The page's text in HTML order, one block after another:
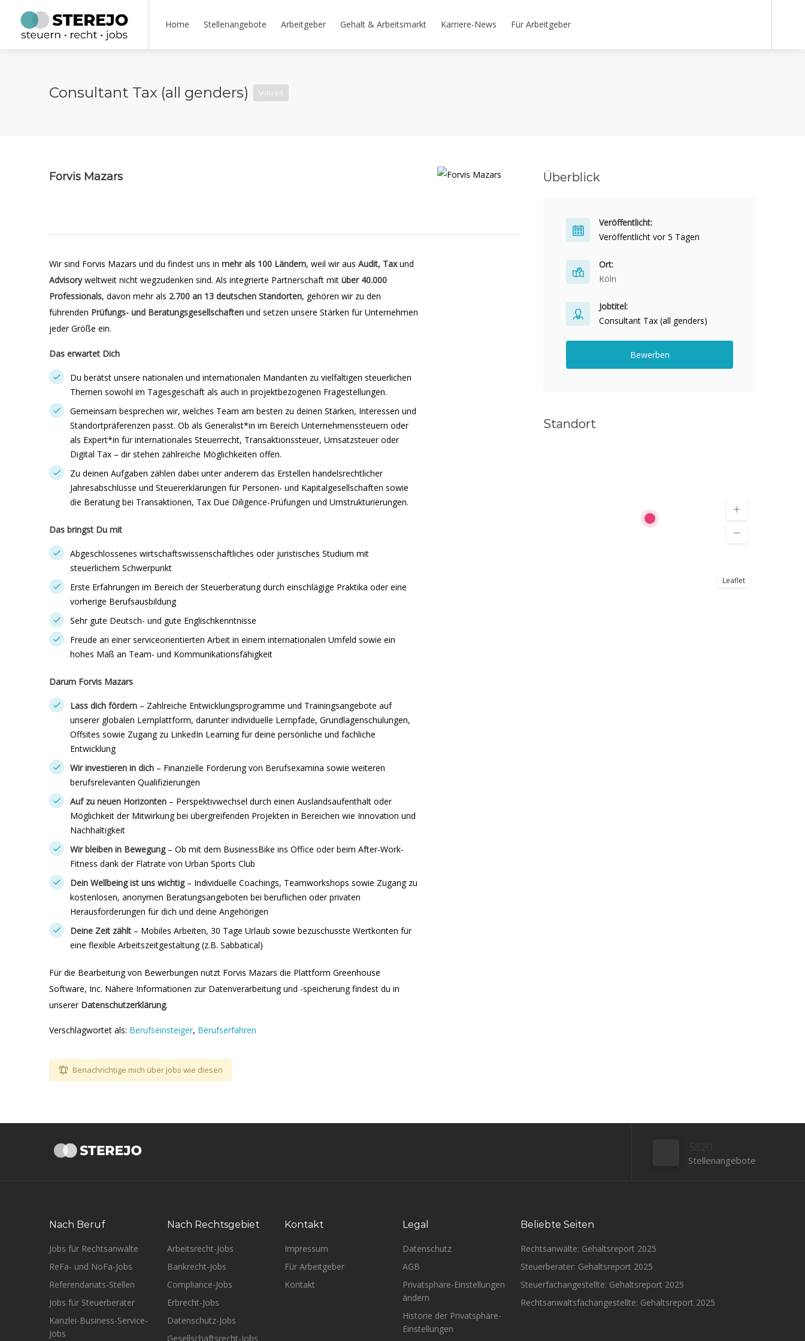
Home Stellenangebote Arbeitgeber Gehalt & Arbeitsmarkt Karriere-News Für Arbeitgeber
Consultant Tax (all genders) Vollzeit
Forvis Mazars
Wir sind Forvis Mazars und du findest uns in mehr als 100 Ländern, weil wir aus Audit, Taxund
Advisoryweltweit nicht wegzudenken sind. Als integrierte Partnerschaft mit über 40.000
Professionals, davon mehr als 2.700 an 13 deutschen Standorten, gehören wir zu den
führenden Prüfungs- und Beratungsgesellschaften und setzen unsere Stärken für Unternehmen
jeder Größe ein.
Das erwartet Dich
Du berätst unsere nationalen und internationalen Mandanten zu vielfältigen steuerlichen
Themen sowohl im Tagesgeschäft als auch in projektbezogenen Fragestellungen.
Gemeinsam besprechen wir, welches Team am besten zu deinen Stärken, Interessen und
Standortpräferenzen passt. Ob als Generalist*in im Bereich Unternehmenssteuern oder
als Expert*in für internationales Steuerrecht, Transaktionssteuer, Umsatzsteuer oder
Digital Tax – dir stehen zahlreiche Möglichkeiten offen.
Zu deinen Aufgaben zählen dabei unter anderem das Erstellen handelsrechtlicher
Jahresabschlüsse und Steuererklärungen für Personen- und Kapitalgesellschaften sowie
die Beratung bei Transaktionen, Tax Due Diligence-Prüfungen und Umstrukturierungen.
Das bringst Du mit
Abgeschlossenes wirtschaftswissenschaftliches oder juristisches Studium mit
steuerlichem Schwerpunkt
Erste Erfahrungen im Bereich der Steuerberatung durch einschlägige Praktika oder eine
vorherige Berufsausbildung
Sehr gute Deutsch- und gute Englischkenntnisse
Freude an einer serviceorientierten Arbeit in einem internationalen Umfeld sowie ein
hohes Maß an Team- und Kommunikationsfähigkeit
Darum Forvis Mazars
Lass dich fördern – Zahlreiche Entwicklungsprogramme und Trainingsangebote auf
unserer globalen Lernplattform, darunter individuelle Lernpfade, Grundlagenschulungen,
Offsites sowie Zugang zu LinkedIn Learning für deine persönliche und fachliche
Entwicklung
Wir investieren in dich – Finanzielle Förderung von Berufsexamina sowie weiteren
berufsrelevanten Qualifizierungen
Auf zu neuen Horizonten – Perspektivwechsel durch einen Auslandsaufenthalt oder
Möglichkeit der Mitwirkung bei übergreifenden Projekten in Bereichen wie Innovation und
Nachhaltigkeit
Wir bleiben in Bewegung– Ob mit dem BusinessBike ins Office oder beim After-Work-
Fitness dank der Flatrate von Urban Sports Club
Dein Wellbeing ist uns wichtig – Individuelle Coachings, Teamworkshops sowie Zugang zu
kostenlosen, anonymen Beratungsangeboten bei beruflichen oder privaten
Herausforderungen für dich und deine Angehörigen
Deine Zeit zählt – Mobiles Arbeiten, 30 Tage Urlaub sowie bezuschusste Wertkonten für
eine flexible Arbeitszeitgestaltung (z.B. Sabbatical)
Für die Bearbeitung von Bewerbungen nutzt Forvis Mazars die Plattform Greenhouse
Software, Inc. Nähere Informationen zur Datenverarbeitung und -speicherung findest du in
unserer Datenschutzerklärung.
Verschlagwortet als: Berufseinsteiger, Berufserfahren
Benachrichtige mich über Jobs wie diesen
Überblick
Veröffentlicht:
Veröffentlicht vor 5 Tagen
Ort:
Köln
Jobtitel:
Consultant Tax (all genders)
Bewerben
Standort
Leaflet
Stellenangebote
Nach Beruf
Jobs für Rechtsanwälte
ReFa- und NoFa-Jobs
Referendariats-Stellen
Jobs für Steuerberater
Kanzlei-Business-Service-
Jobs
Nach Rechtsgebiet
Arbeitsrecht-Jobs
Bankrecht-Jobs
Compliance-Jobs
Erbrecht-Jobs
Datenschutz-Jobs
Gesellschaftsrecht-Jobs
Kontakt
Impressum
Für Arbeitgeber
Kontakt
Legal
Datenschutz
AGB
Privatsphäre-Einstellungen
ändern
Historie der Privatsphäre-
Einstellungen
Beliebte Seiten
Rechtsanwälte: Gehaltsreport 2025
Steuerberater: Gehaltsreport 2025
Steuerfachangestellte: Gehaltsreport 2025
Rechtsanwaltsfachangestellte: Gehaltsreport 2025